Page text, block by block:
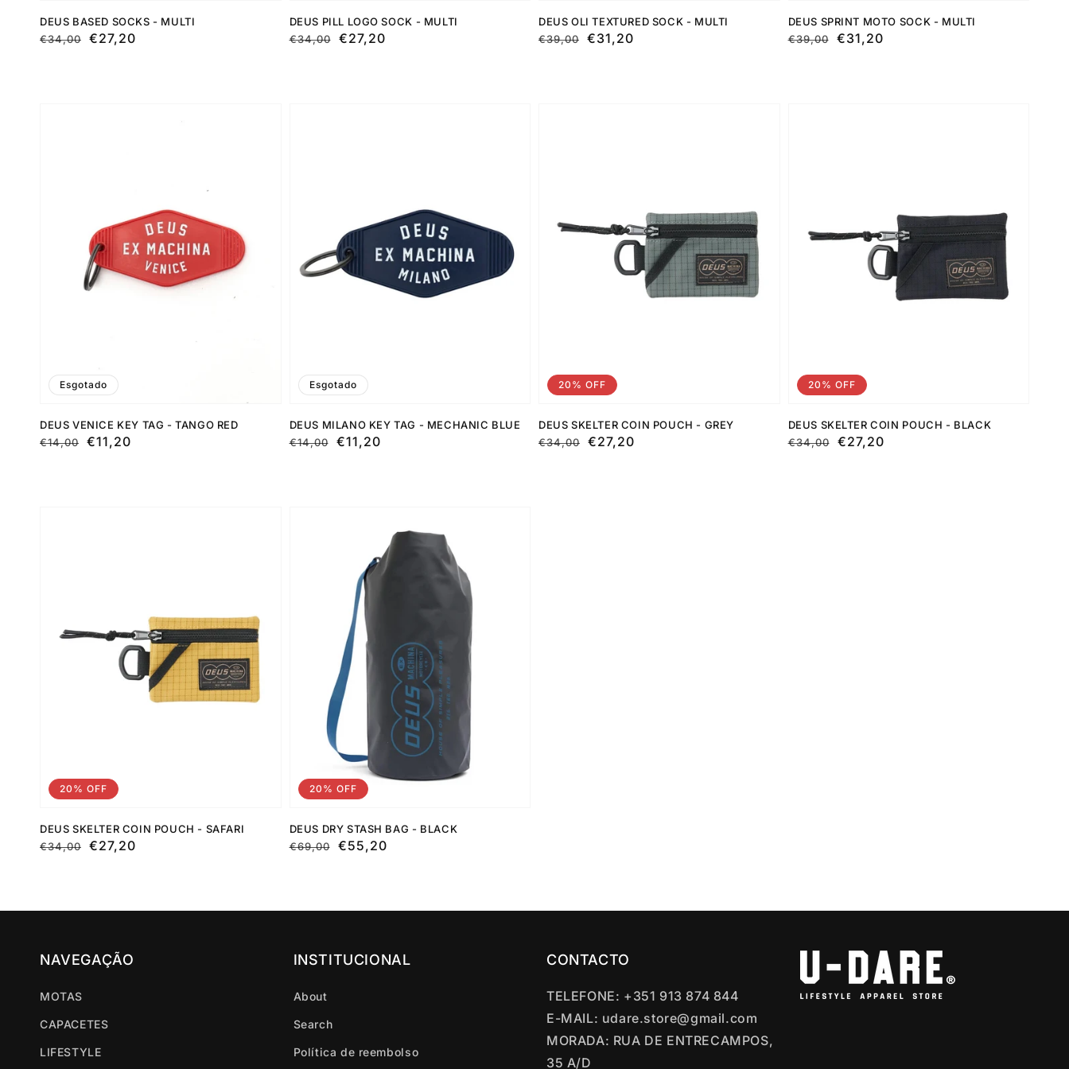
DEUS BASED SOCKS - MULTI
Preço
€34,00
Preço
€27,20
DEUS PILL LOGO SOCK - MULTI
Preço
€34,00
Preço
€27,20
DEUS OLI TEXTURED SOCK - MULTI
Preço
€39,00
Preço €31,20
DEUS SPRINT MOTO SOCK - MULTI
Preço
€39,00
Preço
€31,20
DEUS VENICE KEY TAG - TANGO RED
Preço
€14,00
Preço €11,20
Esgotado
DEUS MILANO KEY TAG - MECHANIC BLUE
Preço
€14,00
Preço €11,20
Esgotado
DEUS SKELTER COIN POUCH - GREY
Preço
€34,00
Preço
€27,20
20% OFF
DEUS SKELTER COIN POUCH - BLACK
Preço
€34,00
Preço
€27,20
20% OFF
DEUS SKELTER COIN POUCH - SAFARI
Preço
€34,00
Preço
€27,20
20% OFF
DEUS DRY STASH BAG - BLACK
Preço
€69,00
Preço
€55,20
20% OFF
NAVEGAÇÃO
MOTAS
CAPACETES
LIFESTYLE
INSTITUCIONAL
About
Search
Política de reembolso
CONTACTO
TELEFONE: +351 913 874 844
E-MAIL: udare.store@gmail.com
MORADA: RUA DE ENTRECAMPOS,
35 A/D